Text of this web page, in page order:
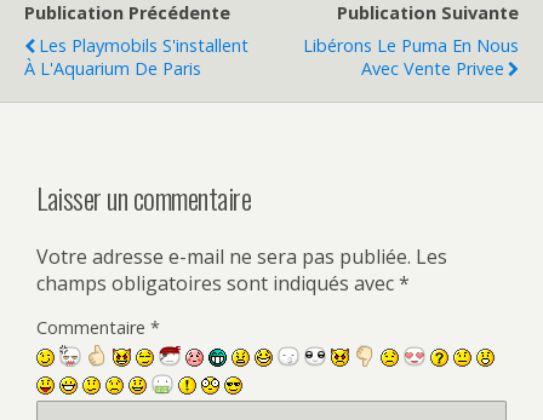
Publication Précédente
Les Playmobils S'installent
À L'Aquarium De Paris
Publication Suivante
Libérons Le Puma En Nous
Avec Vente Privee
Laisser un commentaire
Votre adresse e-mail ne sera pas publiée. Les
champs obligatoires sont indiqués avec*
Commentaire *